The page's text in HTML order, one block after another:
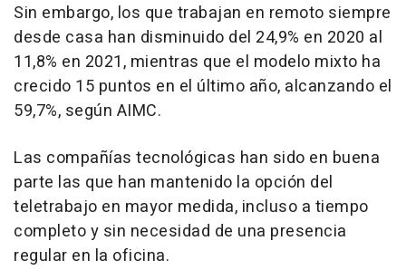
Sin embargo, los que trabajan en remoto siempre
desde casa han disminuido del 24,9% en 2020 al
11,8% en 2021, mientras que el modelo mixto ha
crecido 15 puntos en el último año, alcanzando el
59,7%, según AIMC.
Las compañías tecnológicas han sido en buena
parte las que han mantenido la opción del
teletrabajo en mayor medida, incluso a tiempo
completo y sin necesidad de una presencia
regular en la oficina.